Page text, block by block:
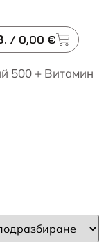
/ 0,00 €
500 + Витамин